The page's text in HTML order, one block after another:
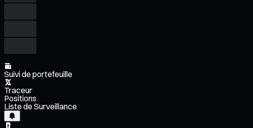
Suivi de portefeuille
Traceur
Positions
Liste de Surveillance